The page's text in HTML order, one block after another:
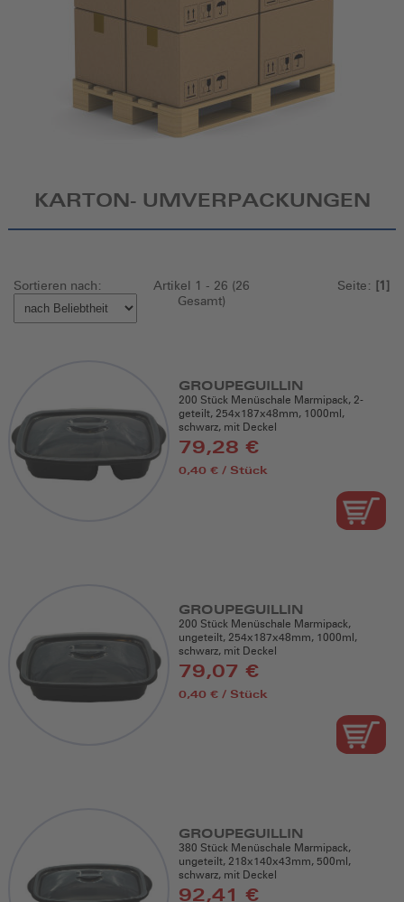
KARTON- UMVERPACKUNGEN
Sortieren nach:
Artikel 1 - 26 (26
Gesamt)
Seite: [1]
GROUPEGUILLIN
200 Stück Menüschale Marmipack, 2-
geteilt, 254x187x48mm, 1000ml,
schwarz, mit Deckel
79,28 €
0,40 € / Stück
GROUPEGUILLIN
200 Stück Menüschale Marmipack,
ungeteilt, 254x187x48mm, 1000ml,
schwarz, mit Deckel
79,07 €
0,40 € / Stück
GROUPEGUILLIN
380 Stück Menüschale Marmipack,
ungeteilt, 218x140x43mm, 500ml,
schwarz, mit Deckel
92,41 €